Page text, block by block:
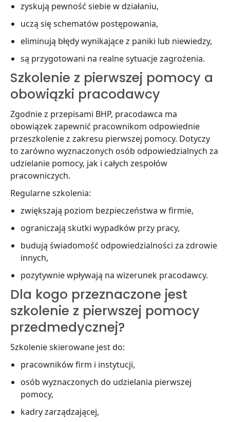
zyskują pewność siebie w działaniu,
uczą się schematów postępowania,
eliminują błędy wynikające z paniki lub niewiedzy,
są przygotowani na realne sytuacje zagrożenia.
Szkolenie z pierwszej pomocy a
obowiązki pracodawcy
Zgodnie z przepisami BHP, pracodawca ma
obowiązek zapewnić pracownikom odpowiednie
przeszkolenie z zakresu pierwszej pomocy. Dotyczy
to zarówno wyznaczonych osób odpowiedzialnych za
udzielanie pomocy, jak i całych zespołów
pracowniczych.
Regularne szkolenia:
zwiększają poziom bezpieczeństwa w firmie,
ograniczają skutki wypadków przy pracy,
budują świadomość odpowiedzialności za zdrowie
innych,
pozytywnie wpływają na wizerunek pracodawcy.
Dla kogo przeznaczone jest
szkolenie z pierwszej pomocy
przedmedycznej?
Szkolenie skierowane jest do:
pracowników firm i instytucji,
osób wyznaczonych do udzielania pierwszej
pomocy,
kadry zarządzającej,